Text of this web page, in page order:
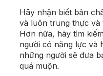
Hãy nhận biết bản
và luôn trung thực và
Hơn nữa, hãy tìm
người có năng lực và
những người sẽ đưa
quá muộn.